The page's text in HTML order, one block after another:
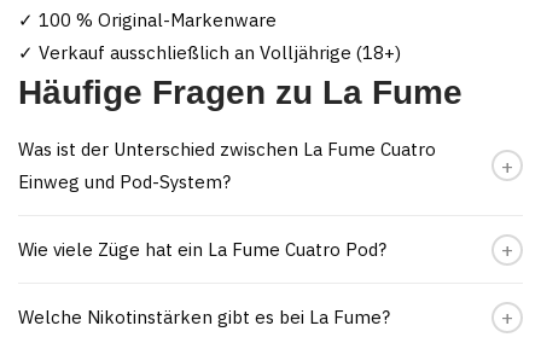
✓ 100 % Original-Markenware
✓ Verkauf ausschließlich an Volljährige (18+)
Häufige Fragen zu La Fume
Was ist der Unterschied zwischen La Fume Cuatro
Einweg und Pod-System?
Wie viele Züge hat ein La Fume Cuatro Pod?
Welche Nikotinstärken gibt es bei La Fume?